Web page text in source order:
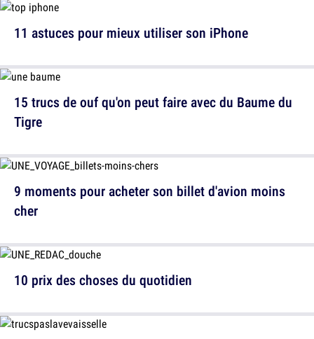
11 astuces pour mieux utiliser son iPhone
9 moments pour acheter son billet d'avion moins
cher
15 trucs de ouf qu'on peut faire avec du Baume du
Tigre
10 prix des choses du quotidien